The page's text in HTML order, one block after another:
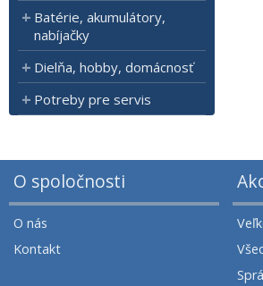
Batérie, akumulátory,
nabíjačky
Dielňa, hobby, domácnosť
Potreby pre servis
O spoločnosti
O nás
Kontakt